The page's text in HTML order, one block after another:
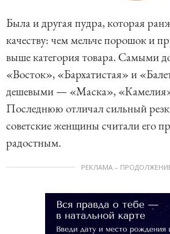
Была и другая пудра, которая
качеству: чем мельче порошок и
выше категория товара. Самыми
«Восток», «Бархатистая» и
дешевыми — «Маска»,
Последнюю отличал сильный
советские женщины считали его
радостным.
РЕКЛАМА –